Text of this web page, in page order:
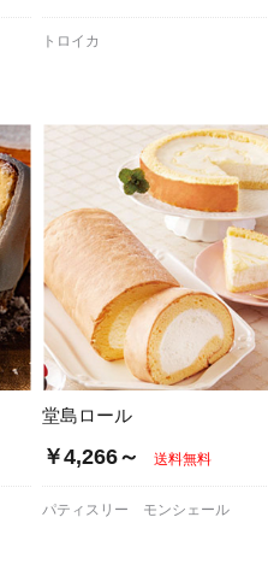
トロイカ
堂島ロール
￥4,266～ 送料無料
パティスリー モンシェール